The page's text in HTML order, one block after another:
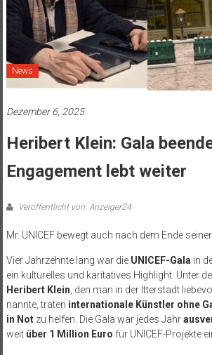
News
Dezember 6, 2025
Heribert Klein: Gala
Engagement lebt weiter
Veröffentlicht von: Anzeiger24
Mr. UNICEF bewegt auch nach dem Ende
Vier Jahrzehnte lang war die UNICEF-Galain
ein kulturelles und karitatives Highlight. Unter
Heribert Klein, den man in der Itterstadt
nannte, traten internationale Künstler ohne
in Notzu helfen. Die Gala war jedes Jahr
weit über 1 Million Euro für UNICEF-Projekte